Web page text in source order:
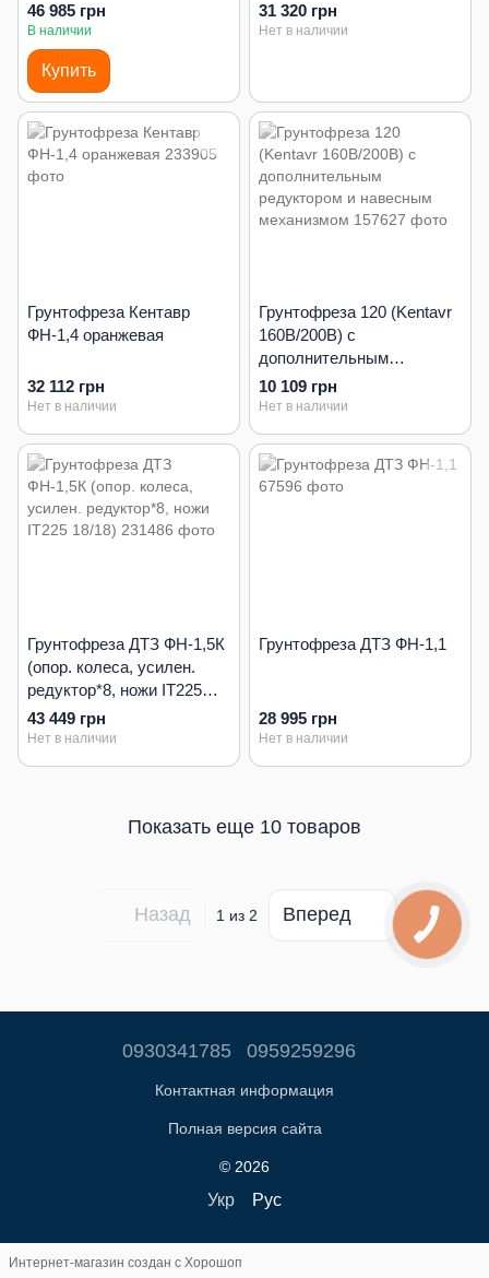
46 985 грн
В наличии
Купить
31 320 грн
Нет в наличии
Грунтофреза Кентавр
ФН-1,4 оранжевая
32 112 грн
Нет в наличии
Грунтофреза 120 (Kentavr
160B/200B) с
дополнительным
редуктором и навесным
механизмом
10 109 грн
Нет в наличии
Грунтофреза ДТЗ ФН-1,5К
(опор. колеса, усилен.
редуктор*8, ножи IT225
18/18)
43 449 грн
Нет в наличии
Грунтофреза ДТЗ ФН-1,1
28 995 грн
Нет в наличии
Показать еще 10 товаров
Назад 1 из 2 Вперед
0930341785 0959259296
Контактная информация
Полная версия сайта
© 2026
Укр Рус
Интернет-магазин создан с Хорошоп